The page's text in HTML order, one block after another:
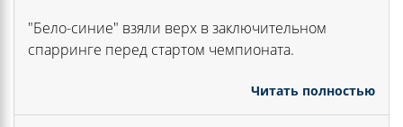
"Бело-синие" взяли верх в заключительном
спарринге перед стартом чемпионата.
Читать полностью